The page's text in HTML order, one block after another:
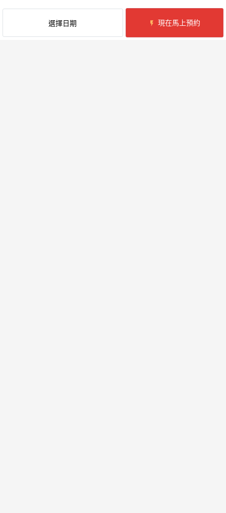
選擇日期 現在馬上預約